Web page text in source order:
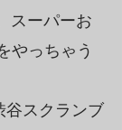
スーパーお
やっちゃう
谷スクランブ